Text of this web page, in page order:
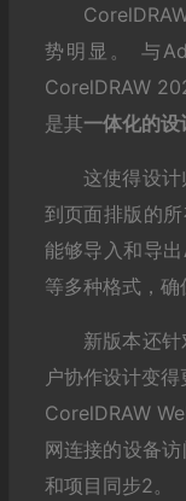
势明显。 与
CorelDRAW
是其一体化的设
这使得设
到页面排版的
能够导入和导
等多种格式，确
新版本还
户协作设计变
CorelDRAW
网连接的设备
和项目同步2 。